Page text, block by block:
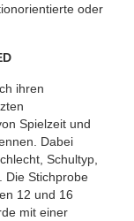
oder
ihren
Spielzeit und
Dabei
Schultyp,
Die Stichprobe
12 und 16
mit einer